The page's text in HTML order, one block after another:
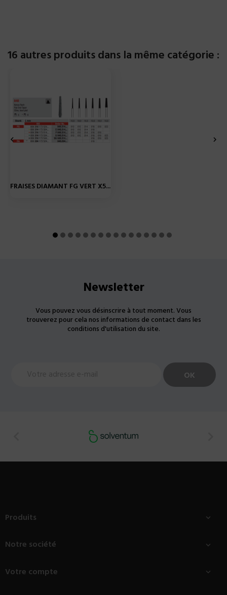
16 autres produits dans la même catégorie :
FRAISES DIAMANT FG VERT X5...
 
Newsletter
Vous pouvez vous désinscrire à tout moment. Vous
trouverez pour cela nos informations de contact dans les
conditions d'utilisation du site.
Produits 
Notre société 
Votre compte 